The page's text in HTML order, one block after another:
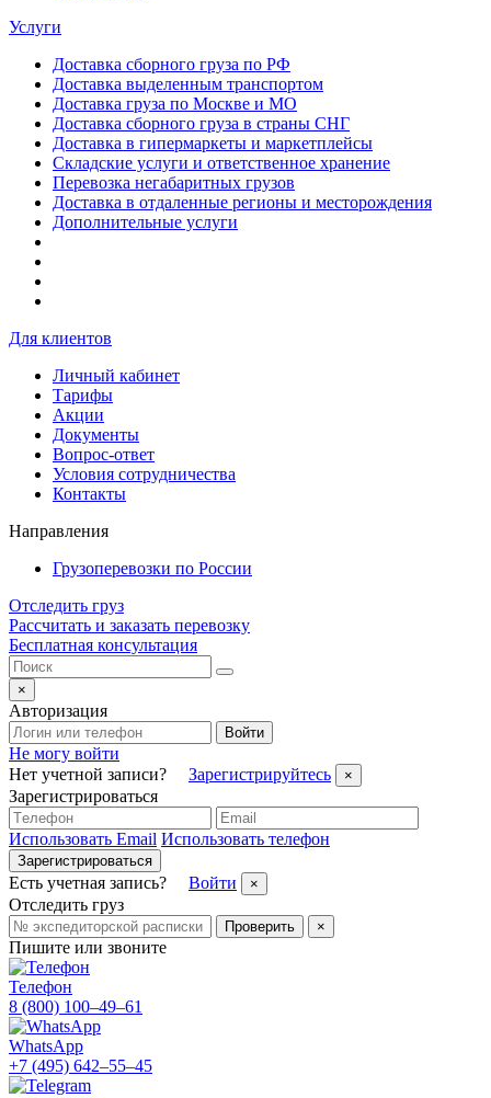
Услуги
Доставка сборного груза по РФ
Доставка выделенным транспортом
Доставка груза по Москве и МО
Доставка сборного груза в страны СНГ
Доставка в гипермаркеты и маркетплейсы
Складские услуги и ответственное хранение
Перевозка негабаритных грузов
Доставка в отдаленные регионы и месторождения
Дополнительные услуги
Для клиентов
Личный кабинет
Тарифы
Акции
Документы
Вопрос-ответ
Условия сотрудничества
Контакты
Направления
Грузоперевозки по России
Отследить груз
Рассчитать и заказать перевозку
Бесплатная консультация
×
Авторизация
Войти
Не могу войти
Нет учетной записи?
Зарегистрируйтесь ×
Зарегистрироваться
Использовать Email Использовать телефон
Зарегистрироваться
Есть учетная запись? Войти ×
Отследить груз
Проверить ×
Пишите или звоните
Телефон
8 (800) 100–49–61
WhatsApp
+7 (495) 642–55–45